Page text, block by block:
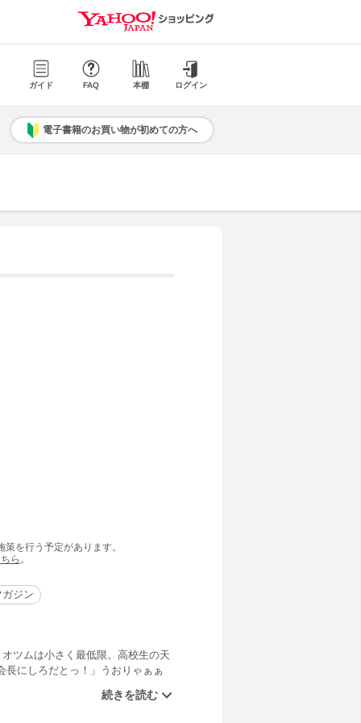
ガイド FAQ 本棚 ログイン
電子書籍のお買い物が初めての方へ
を行う予定があります。
ら 。
ジン
ツムは小さく最低限。高校生の天
にしろだとっ！」うおりゃぁぁ